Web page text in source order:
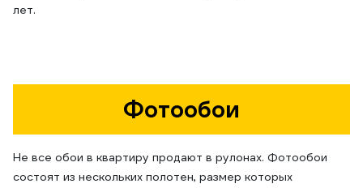
лет.
Фотообои
Не все обои в квартиру продают в рулонах. Фотообои
состоят из нескольких полотен, размер которых